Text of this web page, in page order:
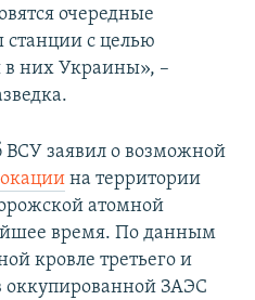
очередные
с целью
в них Украины», –
заявил о возможной
на территории
атомной
время. По данным
кровле третьего и
оккупированной ЗАЭС